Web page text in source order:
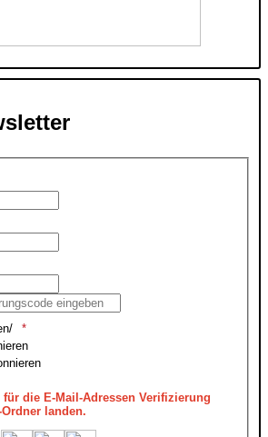
für die E-Mail-Adressen Verifizierung
landen.